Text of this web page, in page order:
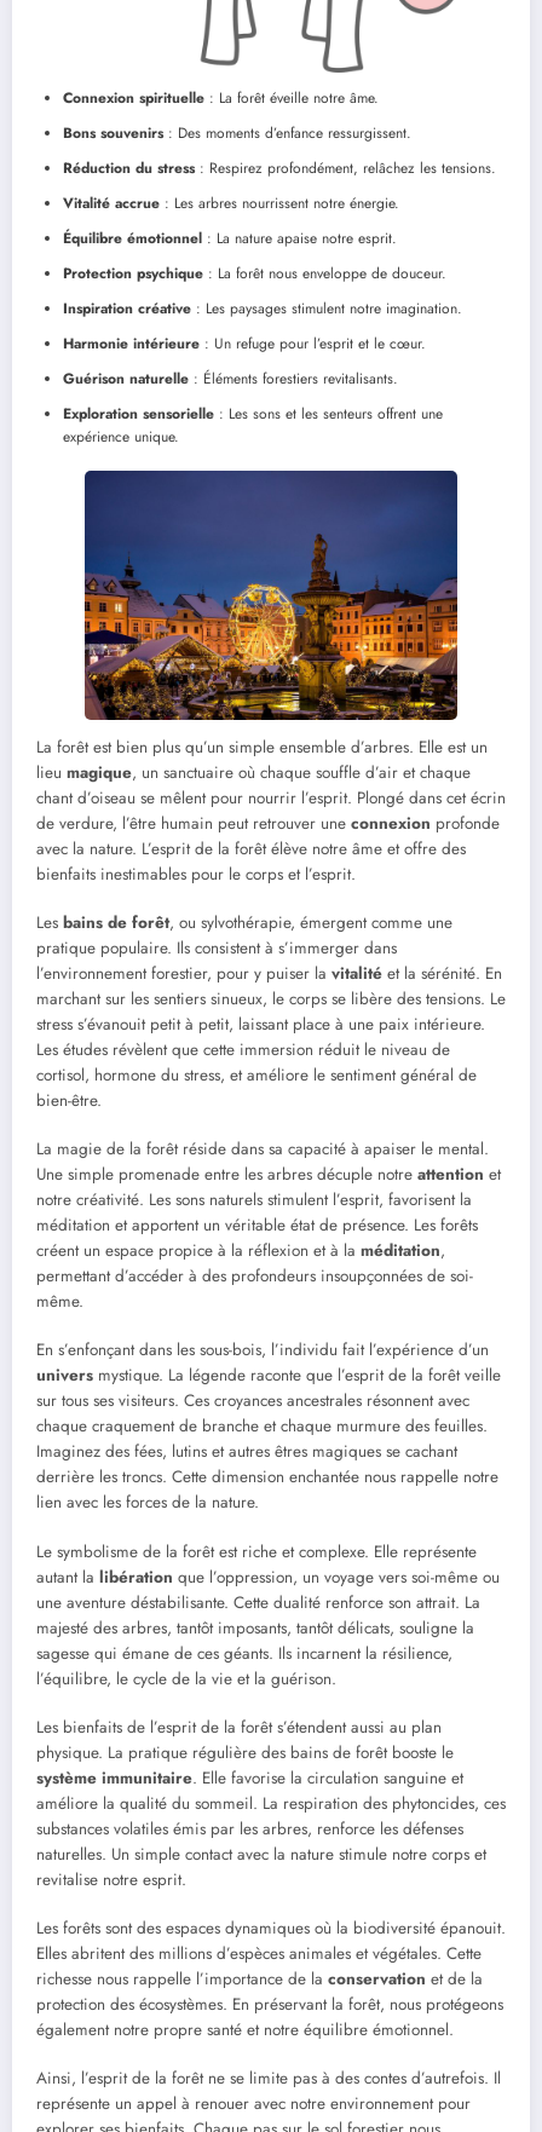
Connexion spirituelle : La forêt éveille notre âme.
Bons souvenirs: Des moments d’enfance ressurgissent.
Réduction du stress: Respirez profondément, relâchez les tensions.
Vitalité accrue : Les arbres nourrissent notre énergie.
Équilibre émotionnel : La nature apaise notre esprit.
Protection psychique : La forêt nous enveloppe de douceur.
Inspiration créative : Les paysages stimulent notre imagination.
Harmonie intérieure : Un refuge pour l’esprit et le cœur.
Guérison naturelle : Éléments forestiers revitalisants.
Exploration sensorielle : Les sons et les senteurs offrent une
expérience unique.
La forêt est bien plus qu’un simple ensemble d’arbres. Elle est un
lieu magique, un sanctuaire où chaque souffle d’air et chaque
chant d’oiseau se mêlent pour nourrir l’esprit. Plongé dans cet écrin
de verdure, l’être humain peut retrouver une connexion profonde
avec la nature. L’esprit de la forêt élève notre âme et offre des
bienfaits inestimables pour le corps et l’esprit.
Les bains de forêt, ou sylvothérapie, émergent comme une
pratique populaire. Ils consistent à s’immerger dans
l’environnement forestier, pour y puiser la vitalité et la sérénité. En
marchant sur les sentiers sinueux, le corps se libère des tensions. Le
stress s’évanouit petit à petit, laissant place à une paix intérieure.
Les études révèlent que cette immersion réduit le niveau de
cortisol, hormone du stress, et améliore le sentiment général de
bien-être.
La magie de la forêt réside dans sa capacité à apaiser le mental.
Une simple promenade entre les arbres décuple notre attention et
notre créativité. Les sons naturels stimulent l’esprit, favorisent la
méditation et apportent un véritable état de présence. Les forêts
créent un espace propice à la réflexion et à la méditation,
permettant d’accéder à des profondeurs insoupçonnées de soi-
même.
En s’enfonçant dans les sous-bois, l’individu fait l’expérience d’un
univers mystique. La légende raconte que l’esprit de la forêt veille
sur tous ses visiteurs. Ces croyances ancestrales résonnent avec
chaque craquement de branche et chaque murmure des feuilles.
Imaginez des fées, lutins et autres êtres magiques se cachant
derrière les troncs. Cette dimension enchantée nous rappelle notre
lien avec les forces de la nature.
Le symbolisme de la forêt est riche et complexe. Elle représente
autant la libération que l’oppression, un voyage vers soi-même ou
une aventure déstabilisante. Cette dualité renforce son attrait. La
majesté des arbres, tantôt imposants, tantôt délicats, souligne la
sagesse qui émane de ces géants. Ils incarnent la résilience,
l’équilibre, le cycle de la vie et la guérison.
Les bienfaits de l’esprit de la forêt s’étendent aussi au plan
physique. La pratique régulière des bains de forêt booste le
système immunitaire. Elle favorise la circulation sanguine et
améliore la qualité du sommeil. La respiration des phytoncides, ces
substances volatiles émis par les arbres, renforce les défenses
naturelles. Un simple contact avec la nature stimule notre corps et
revitalise notre esprit.
Les forêts sont des espaces dynamiques où la biodiversité épanouit.
Elles abritent des millions d’espèces animales et végétales. Cette
richesse nous rappelle l’importance de la conservation et de la
protection des écosystèmes. En préservant la forêt, nous protégeons
également notre propre santé et notre équilibre émotionnel.
Ainsi, l’esprit de la forêt ne se limite pas à des contes d’autrefois. Il
représente un appel à renouer avec notre environnement pour